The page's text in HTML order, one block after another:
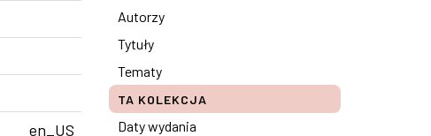
en_US
Autorzy
Tytuły
Tematy
TA KOLEKCJA
Daty wydania